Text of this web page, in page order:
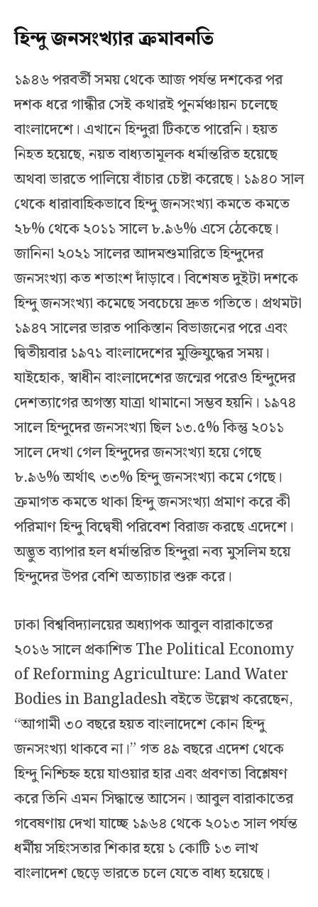
হিন্দু জনসংখ্যার ক্রমাবনতি
১৯৪৬ পরবর্তী সময় থেকে আজ পর্যন্ত দশকের পর
দশক ধরে গান্ধীর সেই কথারই পুনর্মঞ্চায়ন চলেছে
বাংলাদেশে। এখানে হিন্দুরা টিকতে পারেনি। হয়ত
নিহত হয়েছে, নয়ত বাধ্যতামূলক ধর্মান্তরিত হয়েছে
অথবা ভারতে পালিয়ে বাঁচার চেষ্টা করেছে। ১৯৪০ সাল
থেকে ধারাবাহিকভাবে হিন্দু জনসংখ্যা কমতে কমতে
২৮% থেকে ২০১১ সালে ৮.৯৬% এসে ঠেকেছে।
জানিনা ২০২১ সালের আদমশুমারিতে হিন্দুদের
জনসংখ্যা কত শতাংশ দাঁড়াবে। বিশেষত দুইটা দশকে
হিন্দু জনসংখ্যা কমেছে সবচেয়ে দ্রুত গতিতে। প্রথমটা
১৯৪৭ সালের ভারত পাকিস্তান বিভাজনের পরে এবং
দ্বিতীয়বার ১৯৭১ বাংলাদেশের মুক্তিযুদ্ধের সময়।
যাইহোক, স্বাধীন বাংলাদেশের জন্মের পরেও হিন্দুদের
দেশত্যাগের অগস্ত্য যাত্রা থামানো সম্ভব হয়নি। ১৯৭৪
সালে হিন্দুদের জনসংখ্যা ছিল ১৩.৫% কিন্তু ২০১১
সালে দেখা গেল হিন্দুদের জনসংখ্যা হয়ে গেছে
৮.৯৬% অর্থাৎ ৩৩% হিন্দু জনসংখ্যা কমে গেছে।
ক্রমাগত কমতে থাকা হিন্দু জনসংখ্যা প্রমাণ করে কী
পরিমাণ হিন্দু বিদ্বেষী পরিবেশ বিরাজ করছে এদেশে।
অদ্ভুত ব্যাপার হল ধর্মান্তরিত হিন্দুরা নব্য মুসলিম হয়ে
হিন্দুদের উপর বেশি অত্যাচার শুরু করে।
ঢাকা বিশ্ববিদ্যালয়ের অধ্যাপক আবুল বারাকাতের
২০১৬ সালে প্রকাশিত The Political Economy
of Reforming Agriculture: Land Water
Bodies in Bangladesh বইতে উল্লেখ করেছেন,
“আগামী ৩০ বছরে হয়ত বাংলাদেশে কোন হিন্দু
জনসংখ্যা থাকবে না।” গত ৪৯ বছরে এদেশ থেকে
হিন্দু নিশ্চিহ্ন হয়ে যাওয়ার হার এবং প্রবণতা বিশ্লেষণ
করে তিনি এমন সিদ্ধান্তে আসেন। আবুল বারাকাতের
গবেষণায় দেখা যাচ্ছে ১৯৬৪ থেকে ২০১৩ সাল পর্যন্ত
ধর্মীয় সহিংসতার শিকার হয়ে ১ কোটি ১৩ লাখ
বাংলাদেশ ছেড়ে ভারতে চলে যেতে বাধ্য হয়েছে।